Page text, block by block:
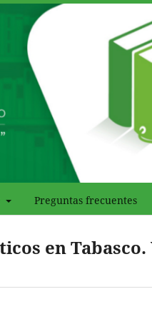
Preguntas frecuentes
en